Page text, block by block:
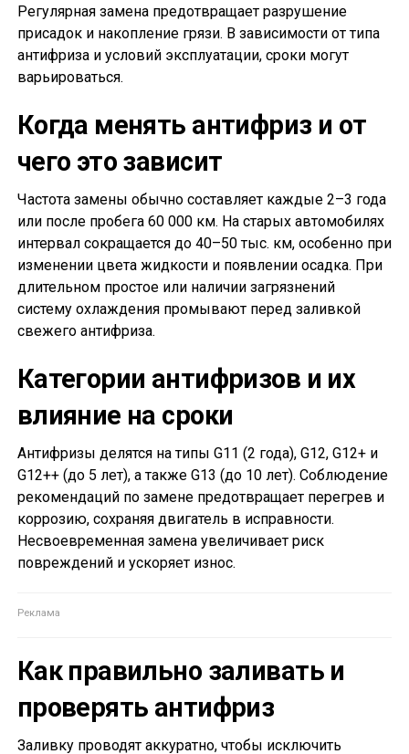
Регулярная замена предотвращает разрушение
присадок и накопление грязи. В зависимости от типа
антифриза и условий эксплуатации, сроки могут
варьироваться.
Когда менять антифриз и от
чего это зависит
Частота замены обычно составляет каждые 2–3 года
или после пробега 60 000 км. На старых автомобилях
интервал сокращается до 40–50 тыс. км, особенно при
изменении цвета жидкости и появлении осадка. При
длительном простое или наличии загрязнений
систему охлаждения промывают перед заливкой
свежего антифриза.
Категории антифризов и их
влияние на сроки
Антифризы делятся на типы G11 (2 года), G12, G12+ и
G12++ (до 5 лет), а также G13 (до 10 лет). Соблюдение
рекомендаций по замене предотвращает перегрев и
коррозию, сохраняя двигатель в исправности.
Несвоевременная замена увеличивает риск
повреждений и ускоряет износ.
Как правильно заливать и
проверять антифриз
Заливку проводят аккуратно, чтобы исключить